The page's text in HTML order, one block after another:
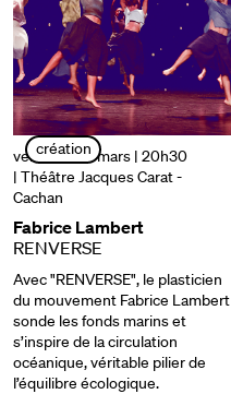
création
vendredi 28 mars | 20h30
| Théâtre Jacques Carat -
Cachan
Fabrice Lambert
RENVERSE
Avec "RENVERSE", le plasticien
du mouvement Fabrice Lambert
sonde les fonds marins et
s’inspire de la circulation
océanique, véritable pilier de
l’équilibre écologique.